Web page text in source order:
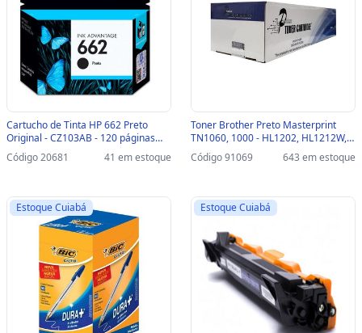
Cartucho de Tinta HP 662 Preto
Original - CZ103AB - 120 páginas
para 2516, 3516, 3546, 2546, 1516,
4646, 2646 - CZ103AB
Código 20681 41 em estoque
Toner Brother Preto Masterprint
TN1060, 1000 - HL1202, HL1212W,
DCP1617NW, DCP1602 - 204050026
Código 91069 643 em estoque
Estoque Cuiabá Estoque Cuiabá